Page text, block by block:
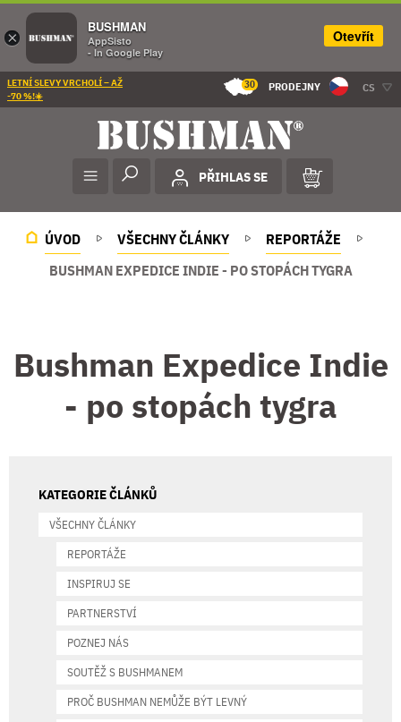
LETNÍ SLEVY VRCHOLÍ – AŽ
-70 %!☀️
30 PRODEJNY CS
PŘIHLAS SE
ÚVOD VŠECHNY ČLÁNKY
REPORTÁŽE
BUSHMAN EXPEDICE INDIE - PO STOPÁCH TYGRA
Bushman Expedice Indie
- po stopách tygra
KATEGORIE ČLÁNKŮ
VŠECHNY ČLÁNKY
REPORTÁŽE
INSPIRUJ SE
PARTNERSTVÍ
POZNEJ NÁS
SOUTĚŽ S BUSHMANEM
PROČ BUSHMAN NEMŮŽE BÝT LEVNÝ
×
BUSHMAN
AppSisto
- In Google Play
Otevřít